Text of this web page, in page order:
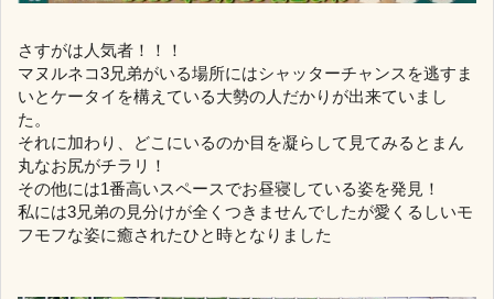
さすがは人気者！！！
マヌルネコ3兄弟がいる場所にはシャッターチャンスを逃すま
いとケータイを構えている大勢の人だかりが出来ていまし
た。
それに加わり、どこにいるのか目を凝らして見てみるとまん
丸なお尻がチラリ！
その他には1番高いスペースでお昼寝している姿を発見！
私には3兄弟の見分けが全くつきませんでしたが愛くるしいモ
フモフな姿に癒されたひと時となりました